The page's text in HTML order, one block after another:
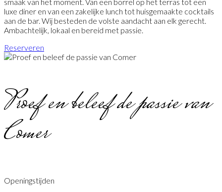
luxe diner en van een zakelijke lunch tot huisgemaakte cocktails
aan de bar. Wij besteden de volste aandacht aan elk gerecht.
Ambachtelijk, lokaal en bereid met passie.
Reserveren
Proef en beleef de passie van
Comer
Openingstijden